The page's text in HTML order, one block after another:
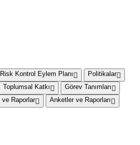
Risk Kontrol Eylem Planı
Politikalar
Toplumsal Katkı
Görev Tanımları
ve Raporlar Anketler ve Raporları